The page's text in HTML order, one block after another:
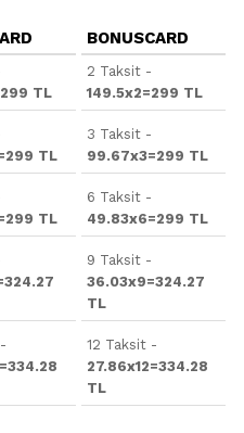
TL
TL
TL
BONUSCARD
2 Taksit -
149.5x2=299 TL
3 Taksit -
99.67x3=299 TL
6 Taksit -
49.83x6=299 TL
9 Taksit -
36.03x9=324.27
TL
12 Taksit -
27.86x12=334.28
TL